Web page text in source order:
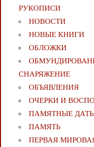
РУКОПИСИ
НОВОСТИ
НОВЫЕ КНИГИ
ОБЛОЖКИ
СНАРЯЖЕНИЕ
ОБЪЯВЛЕНИЯ
ОЧЕРКИ И
ПАМЯТНЫЕ
ПАМЯТЬ
ПЕРВАЯ